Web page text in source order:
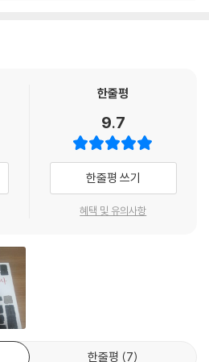
로 천하를 걷다 644 | 후계자 이야기 65
아가다 670 | 세계 제국의 꿈 674 | 토목
의 ‘자살’ 699 | 토르구트가 동쪽으로 돌
몽골 독립의 비밀 707 | 역사는 마땅히
이 두 번째로 서역에 출사하다 722 | 양
| 만 리에 구름이 없으면 만 리가 푸른
토를 삼키다 741
자승자박 752 | 월의 3천 군사가 오를 삼
면 사냥개를 삶는다 759 | 영거, 그 대
타나곤 한다. 요 멸망의 순간에 한 여인이
책임을 그녀에게 미루고 있다. 이를 보
란하게 빛나는 실크로드와 둔황敦煌이
고, 유교와 도교를 창조해 불교, 회교와
중국이란 말인가? 어찌 미미한 존재였
에 올라앉았단 말인가? 글씨는 잘 썼지만
후로서는 그 원인을 도무지 알 수 없었다.
려 죽었다)에게 정권을 돌려주었다.
손에 쇠처럼 단단한 핏덩어리를 쥐고
인에 의해 신화화된 이야기일 것이다. 위
릉거렸다거나, 긴 무지개가 하늘을 가로
이들의 기원이 되는 민족들이다. 흉노
컫는다. 저자는 기존의 중국 역사가 중원
루고 있다. 그들에 대한 애정을 가지고
, 잊고 있던 왕국의 역사를 재조명했다.
대한 사료들을 토대로 소수민족의 기원을
는 “소수민족의 역사를 전문적으로 다룬
러나 그동안 조명 받지 못한 이들의 이야
나
한줄평
9.7
한줄평 쓰기
혜택 및 유의사항
한줄평 7